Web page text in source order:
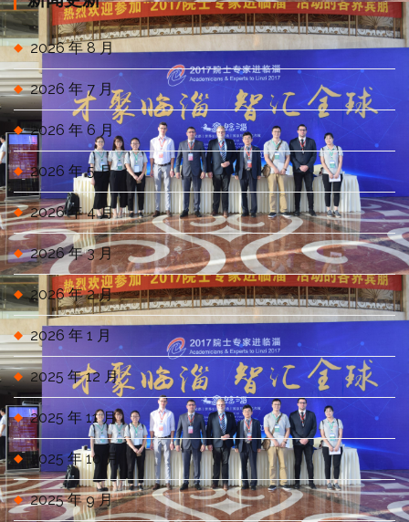
2026 年 8 月
2026 年 7 月
2026 年 6 月
2026 年 5 月
2026 年 4 月
2026 年 3 月
2026 年 2 月
2026 年 1 月
2025 年 12 月
2025 年 11 月
2025 年 10 月
2025 年 9 月